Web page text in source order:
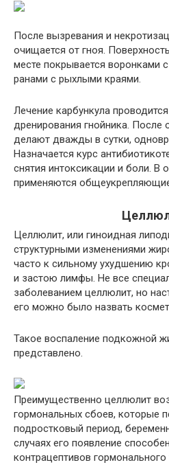
После вызревания и
очищается от гноя.
месте покрывается воронками
ранами с рыхлыми краями.
Лечение карбункула
дренирования гнойника. После
делают дважды в сутки,
Назначается курс
снятия интоксикации и боли. В
применяются
Целлюлит, или гиноидная
структурными изменениями
часто к сильному ухудшению
и застою лимфы. Не все
заболеванием целлюлит, но
его можно было назвать
Такое воспаление подкожной
представлено.
Преимущественно целлюлит
гормональных сбоев, которые
подростковый период,
случаях его появление
контрацептивов